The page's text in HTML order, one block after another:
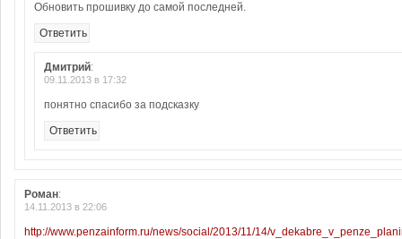
Обновить прошивку до самой последней.
Ответить
Дмитрий:
09.11.2013 в 17:32
понятно спасибо за подсказку
Ответить
Роман:
14.11.2013 в 22:06
http://www.penzainform.ru/news/social/2013/11/14/